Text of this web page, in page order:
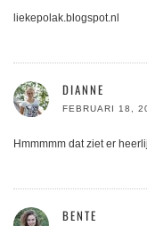
liekepolak.blogspot.nl
DIANNE
FEBRUARI 18,
Hmmmmm dat ziet er
BENTE